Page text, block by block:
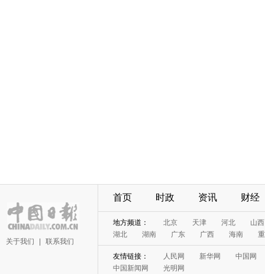
关于我们 联系我们
首页 时政 资讯 财经
地方频道： 北京 天津 河北
山西
湖北
湖南 广东 广西 海南
友情链接： 人民网 新华网
中国网
中国新闻网
光明网